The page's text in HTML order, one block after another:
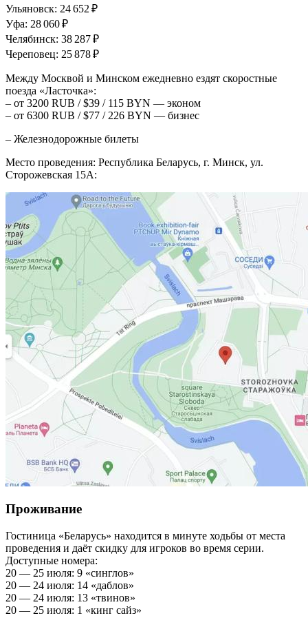
Ульяновск: 24 652 ₽
Уфа: 28 060 ₽
Челябинск: 38 287 ₽
Череповец: 25 878 ₽
Между Москвой и Минском ежедневно ездят скоростные
поезда «Ласточка»:
– от 3200 RUB / $39 / 115 BYN — эконом
– от 6300 RUB / $77 / 226 BYN — бизнес
– Железнодорожные билеты
Место проведения: Республика Беларусь, г. Минск, ул.
Сторожевская 15А:
Проживание
Гостиница «Беларусь» находится в минуте ходьбы от места
проведения и даёт скидку для игроков во время серии.
Доступные номера:
20 — 25 июля: 9 «синглов»
20 — 24 июля: 14 «даблов»
20 — 24 июля: 13 «твинов»
20 — 25 июля: 1 «кинг сайз»